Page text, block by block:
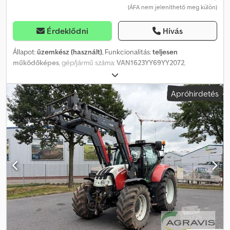
(ÁFA nem jeleníthető meg külön)
Érdeklődni Hívás
Állapot:üzemkész (használt), Funkcionalitás:teljesen
működőképes, gép/jármű száma:VAN1623YY69YY2072,
, teljesítmény:
első forgalomba helyezés:03/1996, üzemanyagtípus:dízel, saját
tömeg:8 215 kg, össztömeg:160 000 kg
, következő vizsga (TÜV):
03/2027, üzemanyag:dízel, szín:piros, vezetőfülke: nappali fülke,
hajtástípus:mechanikai, ülések száma: 7, Gyártási év:1996,
Felszereltség:differenciálzár, szervokormány, teljes szervizelési
előélet, Leírás TLF 4000 Eladó egy négykerék-meghajtású
tartályos tűzoltó gépjármű, amely továbbra is tűzoltósági
szolgálatban van. Az ár irányár, alkuképes. Alváz: Steyr16S26L37/4×4
Felépítmény: Rosenbauer Saját tömeg: 8 215 kg Megengedett
össztömeg: 16 000 kg 4 000 literes víztartály Műszaki vizsga
(Pickerl): 2026.03.-ban készült Beépített szivattyú: Gyártási év:
1996 Névleges vízszállítás: 2 400 liter/perc Névleges nyomás: 10 bar
Szivattyúáttétel: 40-21R Az ár tartalmazza: jármű felépítménnyel, 2
db nagynyomású gyorsbeavatkozó, 1 db 60 m-es, 1 db 90 m-es
Apróhirdetés